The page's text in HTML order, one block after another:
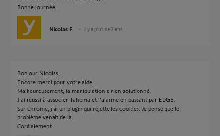
Bonne journée.
Nicolas F. il y a plus de 2 ans
Bonjour Nicolas,
Encore merci pour votre aide.
Malheureusement, la manipulation a rien solutionné.
J'ai réussi à associer Tahoma et l'alarme en passant par EDGE.
Sur Chrome, j'ai un plugin qui rejette les cookies. Je pense que le
problème venait de là.
Cordialement